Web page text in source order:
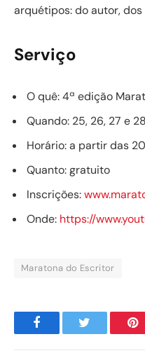
arquétipos: do autor,
Serviço
O quê: 4ª edição
Quando: 25, 26, 27 e
Horário: a partir das
Quanto: gratuito
Inscrições:
Onde: https://
Maratona do Escritor
Facebook